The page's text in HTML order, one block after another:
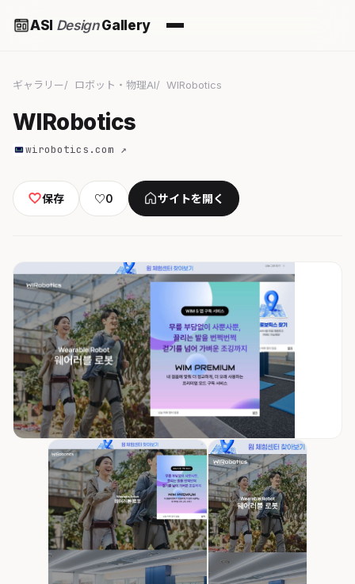
ASI DesignGallery
ギャラリー ロボット・物理AI WIRobotics
WIRobotics
wirobotics.com ↗
保存 ♡0 サイトを開く